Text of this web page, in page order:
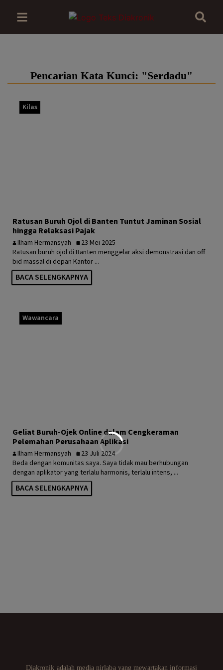
Pencarian Kata Kunci: "Serdadu"
Kilas
Ratusan Buruh Ojol di Banten Tuntut Jaminan Sosial
hingga Relaksasi Pajak
Ilham Hermansyah
23 Mei 2025
Ratusan buruh ojol di Banten menggelar aksi demonstrasi dan off
bid massal di depan Kantor ...
BACA SELENGKAPNYA
Wawancara
Geliat Buruh-Ojek Online dalam Cengkeraman
Pelemahan Perusahaan Aplikasi
Ilham Hermansyah
23 Juli 2024
Beda dengan komunitas saya. Saya tidak mau berhubungan
dengan aplikator yang terlalu harmonis, terlalu intens, ...
BACA SELENGKAPNYA
Diakronik adalah media nirlaba yang mewartakan informasi